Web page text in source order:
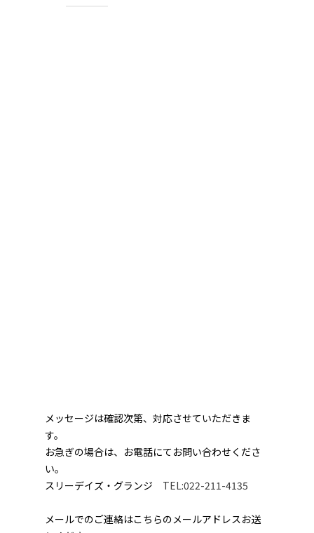
メッセージは確認次第、対応させていただきま
す。
お急ぎの場合は、お電話にてお問い合わせくださ
い。
スリーデイズ・グランジ TEL:022-211-4135
メールでのご連絡はこちらのメールアドレスお送